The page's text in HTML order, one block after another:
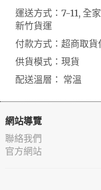
運送方式：7-11, 全
新竹貨運
付款方式：超商取
供貨模式：現貨
配送溫層： 常溫
網站導覽
聯絡我們
官方網站